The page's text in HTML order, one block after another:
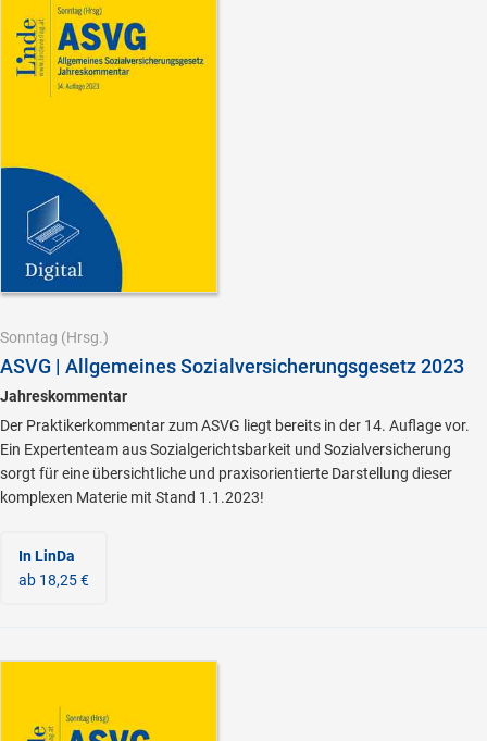
Sonntag (Hrsg.)
ASVG | Allgemeines Sozialversicherungsgesetz 2023
Jahreskommentar
Der Praktikerkommentar zum ASVG liegt bereits in der 14. Auflage vor.
Ein Expertenteam aus Sozialgerichtsbarkeit und Sozialversicherung
sorgt für eine übersichtliche und praxisorientierte Darstellung dieser
komplexen Materie mit Stand 1.1.2023!
In LinDa
ab 18,25 €